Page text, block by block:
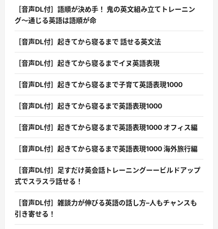
［音声DL付］語順が決め手！ 鬼の英文組み立てトレーニン
グ〜通じる英語は語順が命
［音声DL付］起きてから寝るまで 話せる英文法
［音声DL付］起きてから寝るまでイヌ英語表現
［音声DL付］起きてから寝るまで子育て英語表現1000
［音声DL付］起きてから寝るまで英語表現1000
［音声DL付］起きてから寝るまで英語表現1000 オフィス編
［音声DL付］起きてから寝るまで英語表現1000 海外旅行編
［音声DL付］足すだけ英会話トレーニングーービルドアップ
式でスラスラ話せる！
［音声DL付］雑談力が伸びる英語の話し方–人もチャンスも
引き寄せる！